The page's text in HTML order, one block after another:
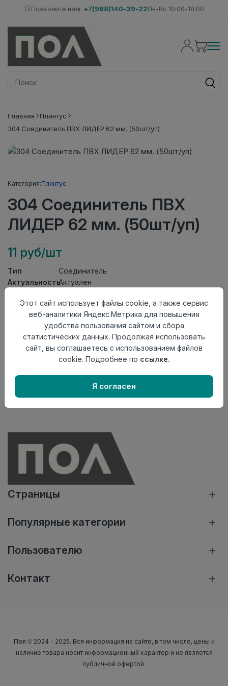
Позвоните нам: +7(988)140-39-22Пн-Вс 10:00-18:00
Главная
Плинтус
304 Соединитель ПВХ ЛИДЕР 62 мм. (50шт/уп)
Категория:Плинтус
304 Соединитель ПВХ
ЛИДЕР 62 мм. (50шт/уп)
11 руб/шт
Тип
Соединитель
АктуальностьАктуален
Осталось127 шт
Добавить в корзину
Внимание! Внешний вид товара может отличаться от
представленного на настоящем сайте. Проверяйте
в момент приобретения товара.
Страницы
Популярные категории
Пользователю
Контакт
Пол © 2024 - 2025. Вся информация на сайте, в том числе, цены и
наличие товара носит информационный характер и не является
публичной офертой.
Этот сайт использует файлы cookie, а также сервис
веб-аналитики Яндекс.Метрика для повышения
удобства пользования сайтом и сбора
статистических данных. Продолжая использовать
сайт, вы соглашаетесь с использованием файлов
cookie. Подробнее по ссылке.
Я согласен